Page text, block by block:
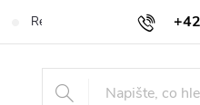
Reklamace a vrácení